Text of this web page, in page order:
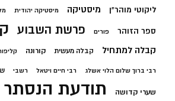
ליקוטי מוהר"ן מיסטיקה מיסטיקה יהודית
ספר הזוהר פורים פרשת השבוע
קבלה למתחיל קבלה מעשית קורונה
רבי ברוך שלום הלוי אשלג רבי חיים ויטאל רשבי
שערי קדושה תודעת הנסתר